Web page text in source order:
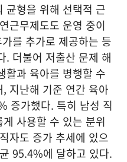
균형을 위해 선택적 근
근무제도도 운영 중이
를 추가로 제공하는 등
. 더불어 저출산 문제 해
활과 육아를 병행할 수
지난해 기준 연간 육아
증가했다. 특히 남성 직
사용할 수 있는 분위
자도 증가 추세에 있으
95.4%에 달하고 있다.